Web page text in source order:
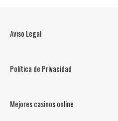
Aviso Legal
Política de Privacidad
Mejores casinos online